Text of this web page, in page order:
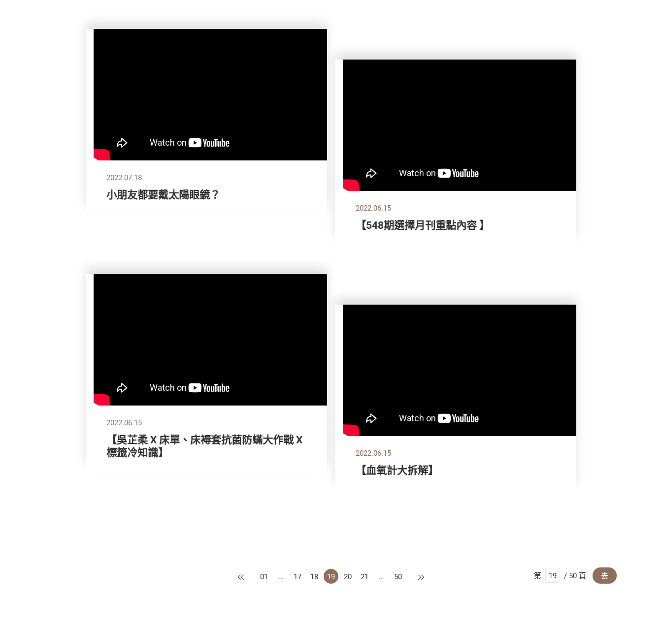
2022.07.18
小朋友都要戴太陽眼鏡？
2022.06.15
【548期選擇月刊重點內容 】
2022.06.15
【吳芷柔 X 床單、床褥套抗菌防蟎大作戰 X
標籤冷知識】
2022.06.15
【血氧計大拆解】
上一頁
01 … 17 18 19 20 21 … 50 下一頁 第 / 50 頁 去